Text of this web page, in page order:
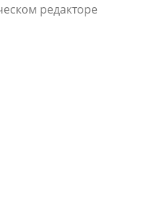
редакторе